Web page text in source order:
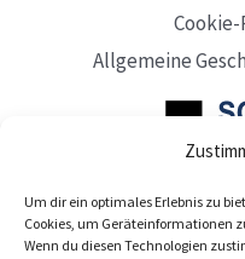
Um dir ein optimales Erlebnis zu
Cookies, um Geräteinformationen
Wenn du diesen Technologien
Allgemeine
Mit